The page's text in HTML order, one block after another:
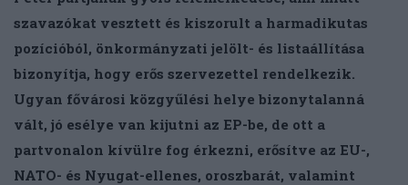
szavazókat vesztett és kiszorult a harmadikutas
pozícióból, önkormányzati jelölt- és listaállítása
bizonyítja, hogy erős szervezettel rendelkezik.
Ugyan fővárosi közgyűlési helye bizonytalanná
vált, jó esélye van kijutni az EP-be, de ott a
partvonalon kívülre fog érkezni, erősítve az EU-,
NATO- és Nyugat-ellenes, oroszbarát, valamint